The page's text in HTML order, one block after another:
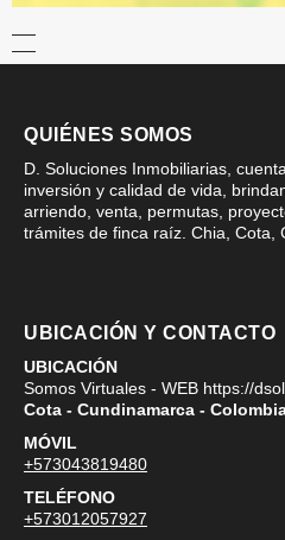
QUIÉNES SOMOS
D. Soluciones Inmobiliarias,
inversión y calidad de vida,
arriendo, venta, permutas,
trámites de finca raíz. Chia, Cota,
UBICACIÓN Y CONTACTO
UBICACIÓN
Somos Virtuales - WEB https://
Cota - Cundinamarca -
MÓVIL
+573043819480
TELÉFONO
+573012057927